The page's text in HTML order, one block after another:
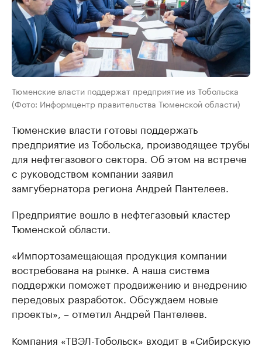
Тюменские власти поддержат предприятие из Тобольска
(Фото: Информцентр правительства Тюменской области)
Тюменские власти готовы поддержать
предприятие из Тобольска, производящее трубы
для нефтегазового сектора. Об этом на встрече
с руководством компании заявил
замгубернатора региона Андрей Пантелеев.
Предприятие вошло в нефтегазовый кластер
Тюменской области.
«Импортозамещающая продукция компании
востребована на рынке. А наша система
поддержки поможет продвижению и внедрению
передовых разработок. Обсуждаем новые
проекты», – отметил Андрей Пантелеев.
Компания «ТВЭЛ-Тобольск» входит в «Сибирскую